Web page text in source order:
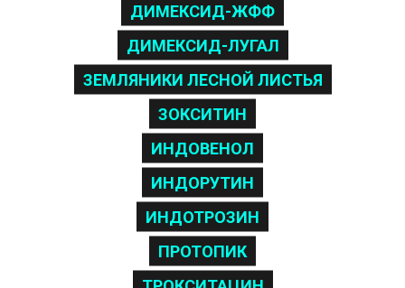
ДИМЕКСИД-ЖФФ
ДИМЕКСИД-ЛУГАЛ
ЗЕМЛЯНИКИ ЛЕСНОЙ ЛИСТЬЯ
ЗОКСИТИН
ИНДОВЕНОЛ
ИНДОРУТИН
ИНДОТРОЗИН
ПРОТОПИК